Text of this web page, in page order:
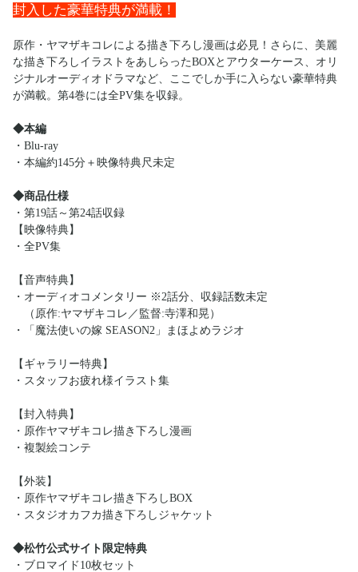
封入した豪華特典が満載！
原作・ヤマザキコレによる描き下ろし漫画は必見！さらに、美麗
な描き下ろしイラストをあしらったBOXとアウターケース、オリ
ジナルオーディオドラマなど、ここでしか手に入らない豪華特典
が満載。第4巻には全PV集を収録。
◆本編
・Blu-ray
・本編約145分＋映像特典尺未定
◆商品仕様
・第19話～第24話収録
【映像特典】
・全PV集
【音声特典】
・オーディオコメンタリー ※2話分、収録話数未定
（原作:ヤマザキコレ／監督:寺澤和晃）
・「魔法使いの嫁 SEASON2」まほよめラジオ
【ギャラリー特典】
・スタッフお疲れ様イラスト集
【封入特典】
・原作ヤマザキコレ描き下ろし漫画
・複製絵コンテ
【外装】
・原作ヤマザキコレ描き下ろしBOX
・スタジオカフカ描き下ろしジャケット
◆松竹公式サイト限定特典
・ブロマイド10枚セット